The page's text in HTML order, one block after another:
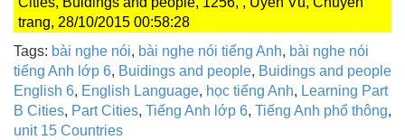
trang, 28/10/2015 00:58:28
Tags: bài nghe nói, bài nghe nói tiếng Anh, bài nghe nói
tiếng Anh lớp 6, Buidings and people, Buidings and people
English 6, English Language, học tiếng Anh, Learning Part
B Cities, Part Cities, Tiếng Anh lớp 6, Tiếng Anh phổ thông,
unit 15 Countries